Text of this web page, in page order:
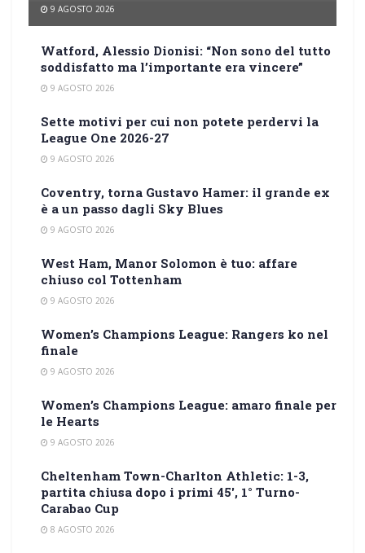
9 AGOSTO 2026
Watford, Alessio Dionisi: “Non sono del tutto
soddisfatto ma l’importante era vincere”
9 AGOSTO 2026
Sette motivi per cui non potete perdervi la
League One 2026-27
9 AGOSTO 2026
Coventry, torna Gustavo Hamer: il grande ex
è a un passo dagli Sky Blues
9 AGOSTO 2026
West Ham, Manor Solomon è tuo: affare
chiuso col Tottenham
9 AGOSTO 2026
Women’s Champions League: Rangers ko nel
finale
9 AGOSTO 2026
Women’s Champions League: amaro finale per
le Hearts
9 AGOSTO 2026
Cheltenham Town-Charlton Athletic: 1-3,
partita chiusa dopo i primi 45′, 1° Turno-
Carabao Cup
8 AGOSTO 2026